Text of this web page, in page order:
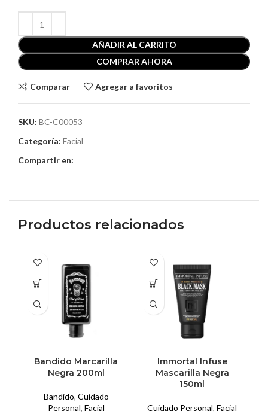
AÑADIR AL CARRITO
COMPRAR AHORA
Comparar Agregar a favoritos
SKU: BC-C00053
Categoría: Facial
Compartir en:
Productos relacionados
Bandido Marcarilla
Negra 200ml
Bandido, Cuidado
Personal, Facial
Immortal Infuse
Mascarilla Negra
150ml
Cuidado Personal, Facial